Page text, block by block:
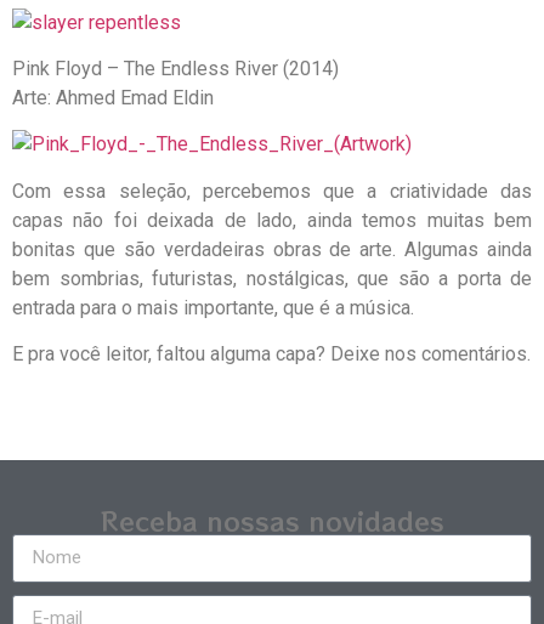
Pink Floyd – The Endless River (2014)
Arte: Ahmed Emad Eldin
Com essa seleção, percebemos que a criatividade das
capas não foi deixada de lado, ainda temos muitas bem
bonitas que são verdadeiras obras de arte. Algumas ainda
bem sombrias, futuristas, nostálgicas, que são a porta de
entrada para o mais importante, que é a música.
E pra você leitor, faltou alguma capa? Deixe nos comentários.
Receba nossas novidades